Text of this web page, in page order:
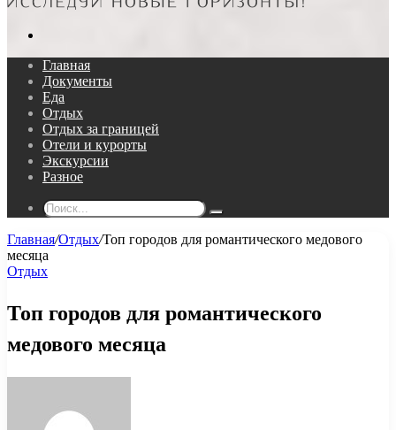
Главная
Документы
Еда
Отдых
Отдых за границей
Отели и курорты
Экскурсии
Разное
Поиск...
Главная/Отдых/Топ городов для романтического медового
месяца
Отдых
Топ городов для романтического
медового месяца